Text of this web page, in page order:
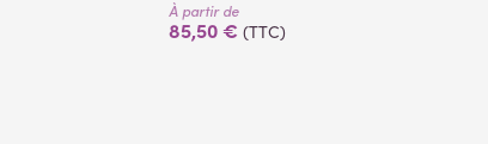
À partir de
85,50 € (TTC)